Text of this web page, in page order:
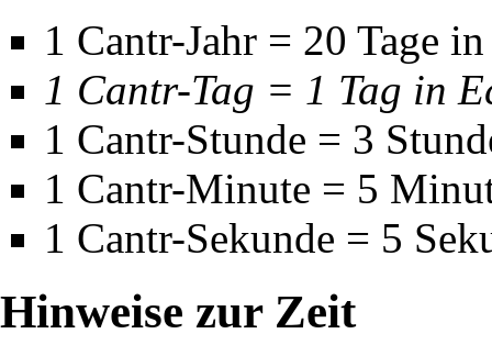
1 Cantr-Jahr = 20 Tage
1 Cantr-Tag = 1 Tag in
1 Cantr-Stunde = 3
1 Cantr-Minute = 5
1 Cantr-Sekunde = 5
Hinweise zur Zeit